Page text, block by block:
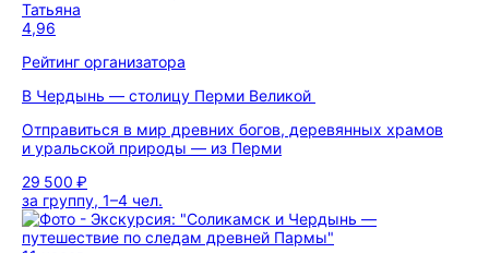
Татьяна
4,96
Рейтинг организатора
В Чердынь — столицу Перми Великой
Отправиться в мир древних богов, деревянных храмов
и уральской природы — из Перми
29 500 ₽
за группу, 1–4 чел.